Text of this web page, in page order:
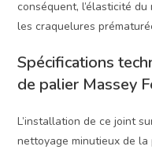
conséquent, l’élasticité
les craquelures
Spécifications
de palier Massey
L’installation de ce joint
nettoyage minutieux de la